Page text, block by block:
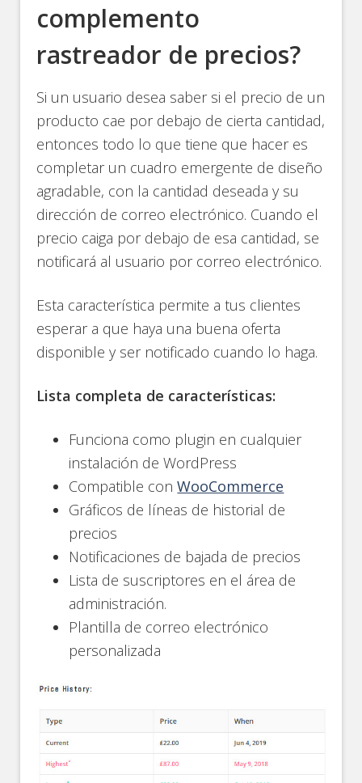
complemento
rastreador de precios?
Si un usuario desea saber si el precio de un
producto cae por debajo de cierta cantidad,
entonces todo lo que tiene que hacer es
completar un cuadro emergente de diseño
agradable, con la cantidad deseada y su
dirección de correo electrónico. Cuando el
precio caiga por debajo de esa cantidad, se
notificará al usuario por correo electrónico.
Esta característica permite a tus clientes
esperar a que haya una buena oferta
disponible y ser notificado cuando lo haga.
Lista completa de características:
Funciona como plugin en cualquier
instalación de WordPress
Compatible conWooCommerce
Gráficos de líneas de historial de
precios
Notificaciones de bajada de precios
Lista de suscriptores en el área de
administración.
Plantilla de correo electrónico
personalizada